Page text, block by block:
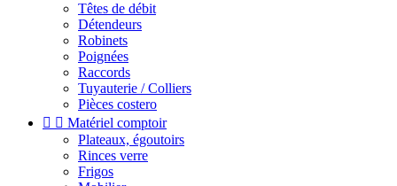
Têtes de débit
Détendeurs
Robinets
Poignées
Raccords
Tuyauterie / Colliers
Pièces costero
  Matériel comptoir
Plateaux, égoutoirs
Rinces verre
Frigos